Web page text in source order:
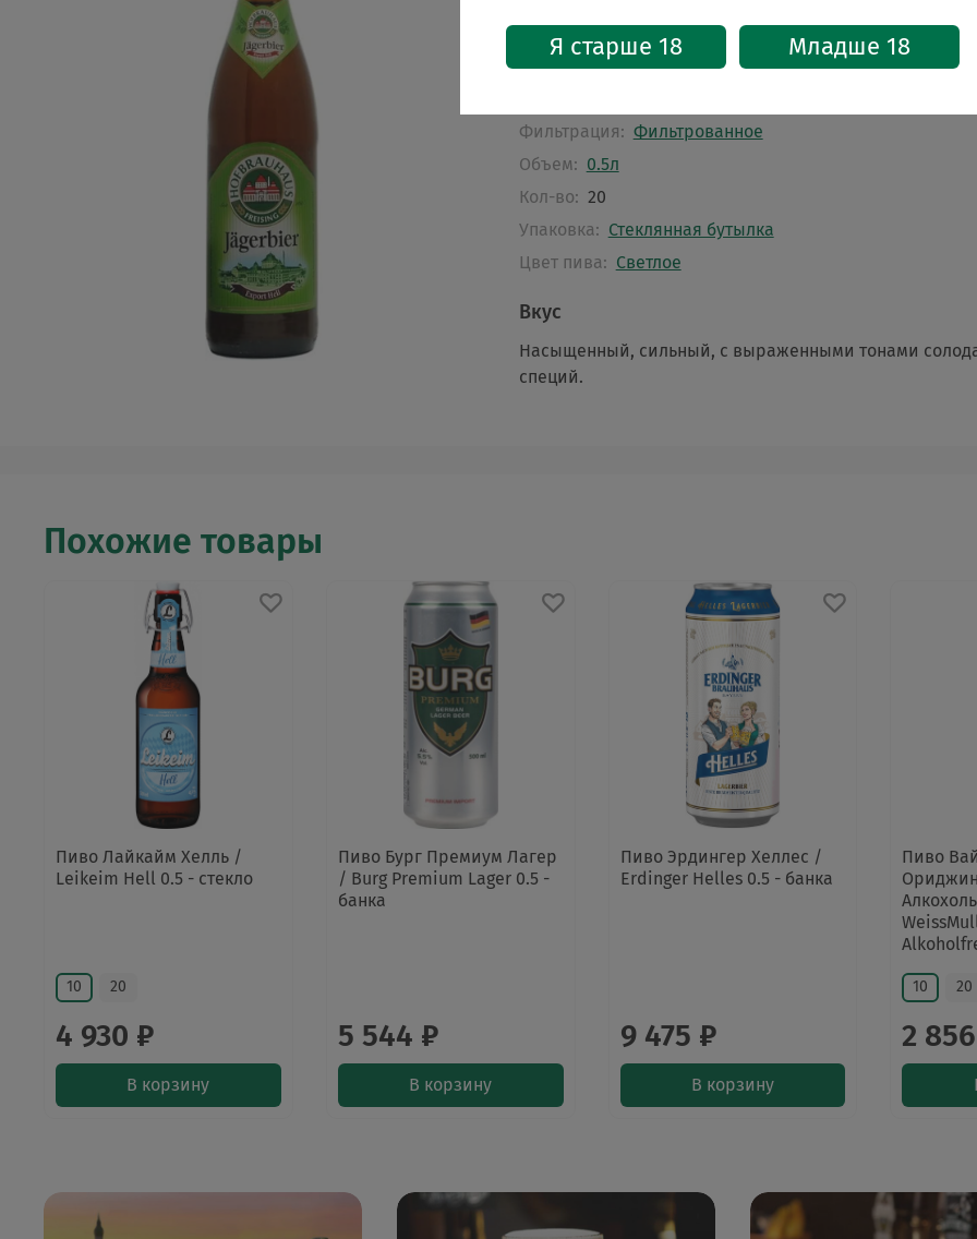
Страна:
Германия
Крепость, %: 5.6
Фильтрация: Фильтрованное
Объем: 0.5л
Кол-во: 20
Упаковка: Стеклянная бутылка
Цвет пива: Светлое
Вкус
Насыщенный, сильный, с выраженными тонами
специй.
Похожие товары
Пиво Лайкайм Хелль /
Leikeim Hell 0.5 - стекло
10 20
4 930 ₽
В корзину
Пиво Бург Премиум Лагер
/ Burg Premium Lager 0.5 -
банка
5 544 ₽
В корзину
Пиво Эрдингер Хеллес /
Erdinger Helles 0.5 - банка
9 475 ₽
В корзину
Пиво
10 20
2
Я старше 18 Младше 18